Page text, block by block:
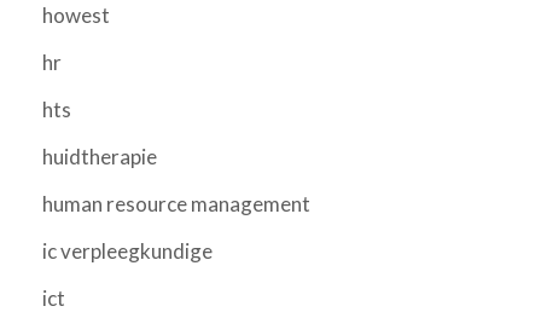
howest
hr
hts
huidtherapie
human resource management
ic verpleegkundige
ict